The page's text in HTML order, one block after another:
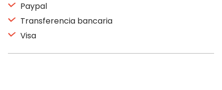
Paypal
Transferencia bancaria
Visa